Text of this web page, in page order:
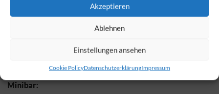
Akzeptieren
Ablehnen
Einstellungen ansehen
Cookie PolicyDatenschutzerklärungImpressum
erhalten Sie 24 Stunden kostenfrei an der Rezeption.
American Express, Euro- / Master Card, Diners Club, Visa
Minibar: